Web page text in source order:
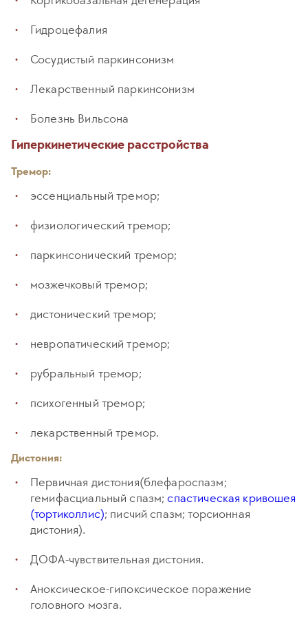
Гидроцефалия
Сосудистый паркинсонизм
Лекарственный паркинсонизм
Болезнь Вильсона
Гиперкинетические расстройства
Тремор:
эссенциальный тремор;
физиологический тремор;
паркинсонический тремор;
мозжечковый тремор;
дистонический тремор;
невропатический тремор;
рубральный тремор;
психогенный тремор;
лекарственный тремор.
Дистония:
Первичная дистония(блефароспазм;
гемифасциальный спазм;спастическая кривошея
(тортиколлис); писчий спазм; торсионная
дистония).
ДОФА-чувствительная дистония.
Аноксическое-гипоксическое поражение
головного мозга.